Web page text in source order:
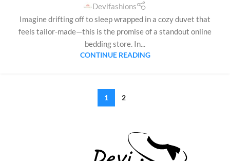
Devifashions
Imagine drifting off to sleep wrapped in a cozy duvet that
feels tailor-made—this is the promise of a standout online
bedding store. In...
CONTINUE READING
1 2